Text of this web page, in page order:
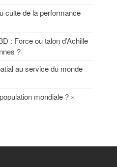
culte de la performance
: Force ou talon d’Achille
?
au service du monde
mondiale ? »